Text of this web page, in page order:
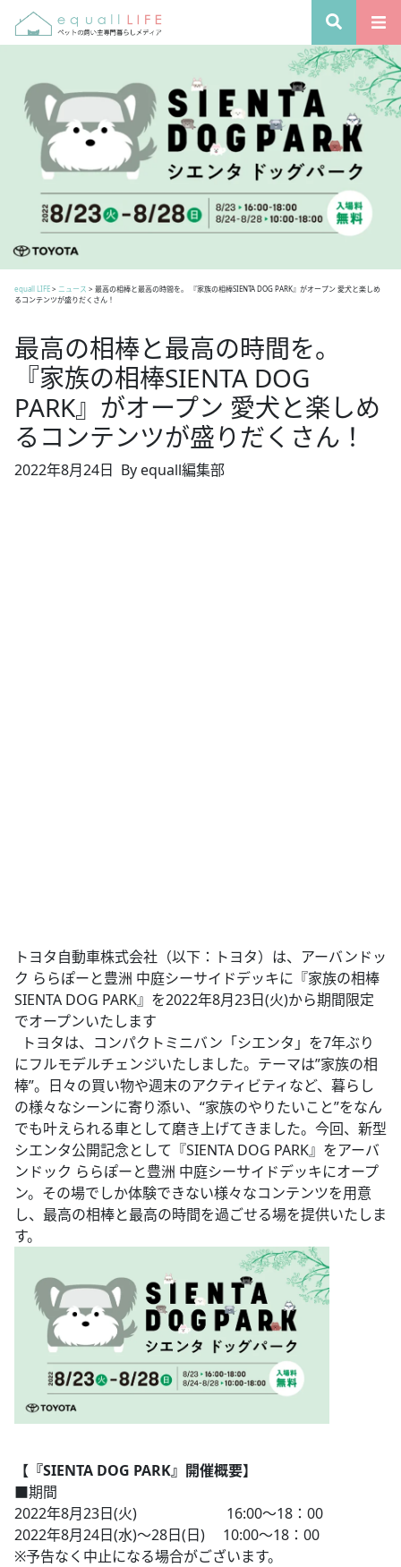
equall LIFE> ニュース > 最高の相棒と最高の時間を。 『家族の相棒SIENTA DOG PARK』がオープン 愛犬と楽しめ
るコンテンツが盛りだくさん！
最高の相棒と最高の時間を。
『家族の相棒SIENTA DOG
PARK』がオープン 愛犬と楽しめ
るコンテンツが盛りだくさん！
2022年8月24日 By equall編集部
トヨタ自動車株式会社（以下：トヨタ）は、アーバンドッ
ク ららぽーと豊洲 中庭シーサイドデッキに『家族の相棒
SIENTA DOG PARK』を2022年8月23日(火)から期間限定
でオープンいたします
トヨタは、コンパクトミニバン「シエンタ」を7年ぶり
にフルモデルチェンジいたしました。テーマは”家族の相
棒”。日々の買い物や週末のアクティビティなど、暮らし
の様々なシーンに寄り添い、“家族のやりたいこと”をなん
でも叶えられる車として磨き上げてきました。今回、新型
シエンタ公開記念として『SIENTA DOG PARK』をアーバ
ンドック ららぽーと豊洲 中庭シーサイドデッキにオープ
ン。その場でしか体験できない様々なコンテンツを用意
し、最高の相棒と最高の時間を過ごせる場を提供いたしま
す。
【『SIENTA DOG PARK』開催概要】
■期間
2022年8月23日(火) 16:00～18：00
2022年8月24日(水)～28日(日) 10:00～18：00
※予告なく中止になる場合がございます。